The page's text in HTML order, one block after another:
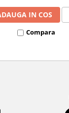
IN COS
Compara